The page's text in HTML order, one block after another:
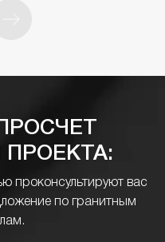
проконсультируют вас
по гранитным